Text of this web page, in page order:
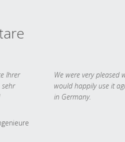
Ihrer
sehr
We were very pleased
would happily use it
in Germany.